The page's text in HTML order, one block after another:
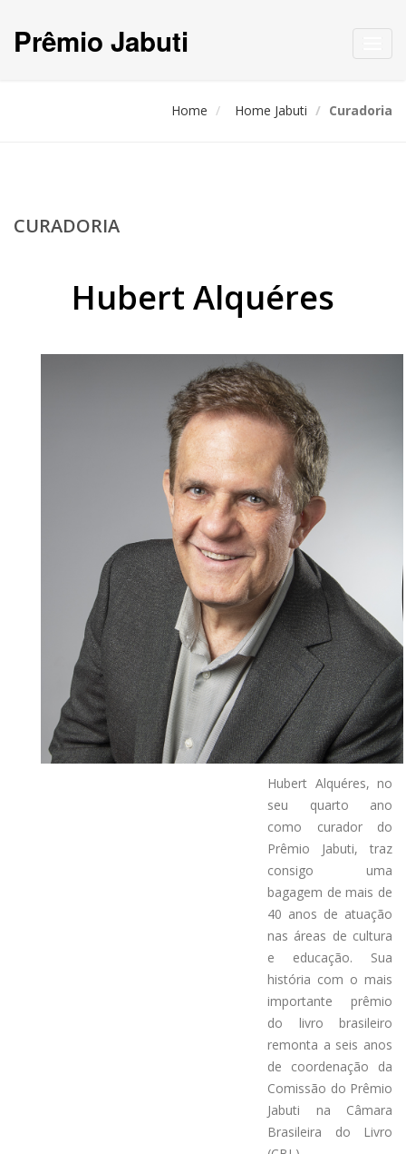
Prêmio Jabuti
Home Home Jabuti Curadoria
CURADORIA
Hubert Alquéres
Hubert Alquéres, no
seu quarto ano
como curador do
Prêmio Jabuti, traz
consigo uma
bagagem de mais de
40 anos de atuação
nas áreas de cultura
e educação. Sua
história com o mais
importante prêmio
do livro brasileiro
remonta a seis anos
de coordenação da
Comissão do Prêmio
Jabuti na Câmara
Brasileira do Livro